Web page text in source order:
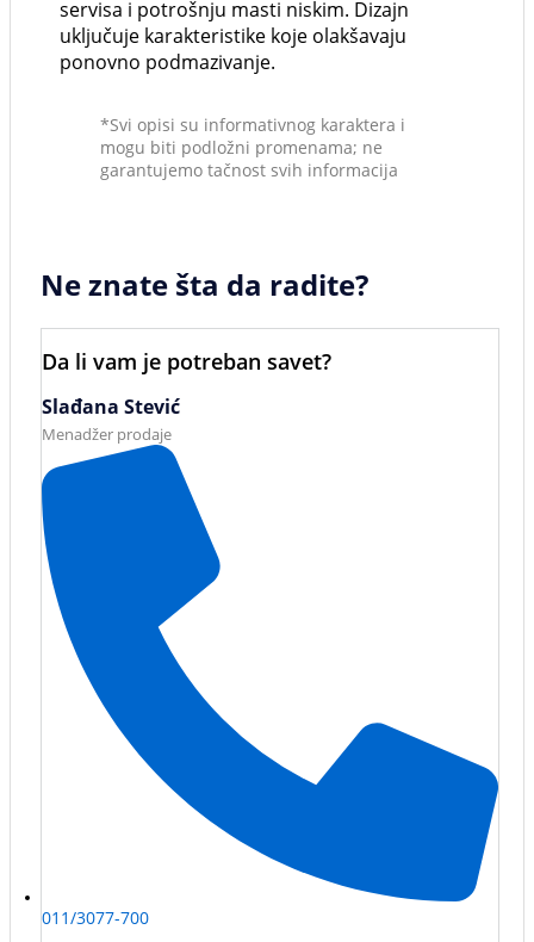
servisa i potrošnju masti niskim. Dizajn
uključuje karakteristike koje olakšavaju
ponovno podmazivanje.
*Svi opisi su informativnog karaktera i
mogu biti podložni promenama; ne
garantujemo tačnost svih informacija
Ne znate šta da radite?
Da li vam je potreban savet?
Slađana Stević
Menadžer prodaje
011/3077-700